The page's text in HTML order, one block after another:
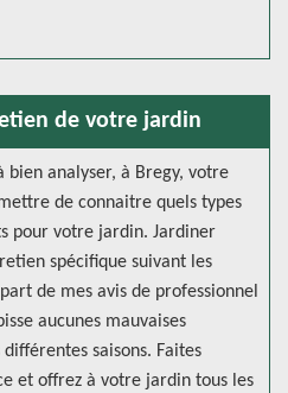
de votre jardin
bien analyser, à Bregy, votre
de connaitre quels types
pour votre jardin. Jardiner
spécifique suivant les
de mes avis de professionnel
aucunes mauvaises
saisons. Faites
et offrez à votre jardin tous les